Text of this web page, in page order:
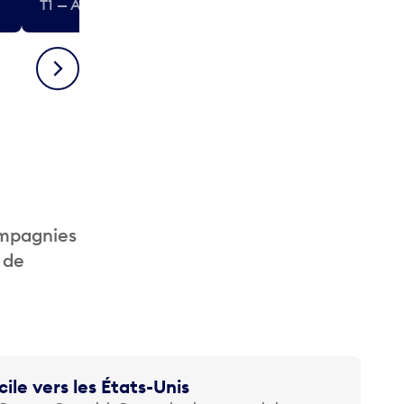
T1 — Après-sécurité (États-Unis)
Suivant
vers les États-Unis